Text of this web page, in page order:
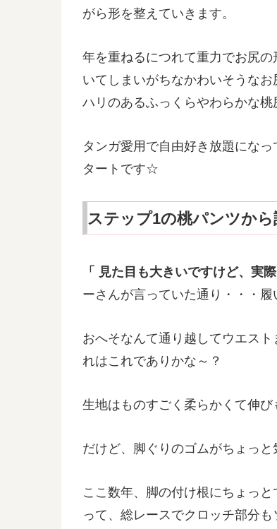
がら形を整えていきます。
年を重ねるにつれて重力でお尻
いてしまいがちなかわいそうな
ハリのあるふっくらやわらかな桃
タンガ愛用で自由好き放題にな
タートです☆
ステップ1の桃パンツから
「 見た目も大きいですけど、実
ーさんが言っていた通り・・・
おへそなんて通り越してウエス
れはこれでありかな～？
生地はものすごく柔らかくて伸
だけど、脚ぐりのゴムがちょっと
ここ数年、脚の付け根にちょっ
って、総レースでクロッチ部分